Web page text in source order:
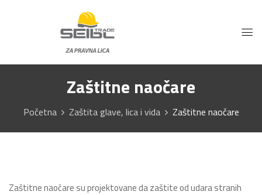
Zaštitne naočare
Početna Zaštita glave, lica i vida Zaštitne naočare
Zaštitne naočare su projektovane da zaštite od udara stranih